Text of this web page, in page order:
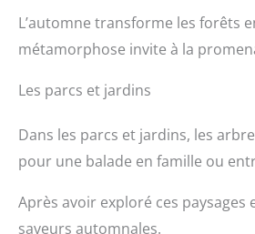
L’automne transforme les forêts
métamorphose invite à la
Les parcs et jardins
Dans les parcs et jardins, les
pour une balade en famille ou
Après avoir exploré ces
saveurs automnales.